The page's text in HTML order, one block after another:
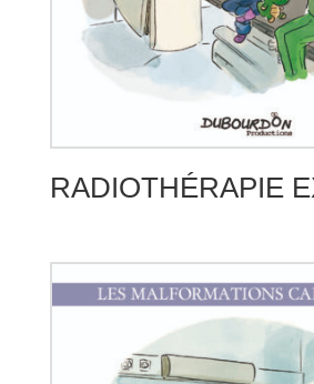
RADIOTHÉRAPIE